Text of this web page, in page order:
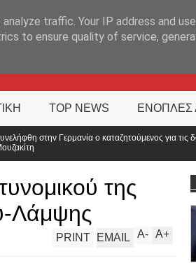
TOP NEWS ΕΝΟΠΛΕΣ
για τις δολοφονίες Σκαφτούρου,
της
Λάμψης
A+
A-
PRINT EMAIL
traffic. Your IP address and
to ensure quality of service,